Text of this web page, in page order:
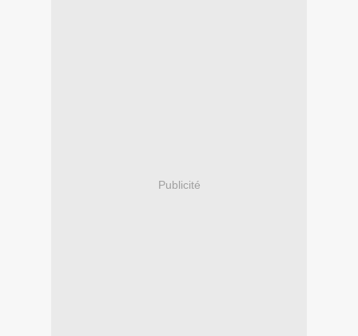
Publicité